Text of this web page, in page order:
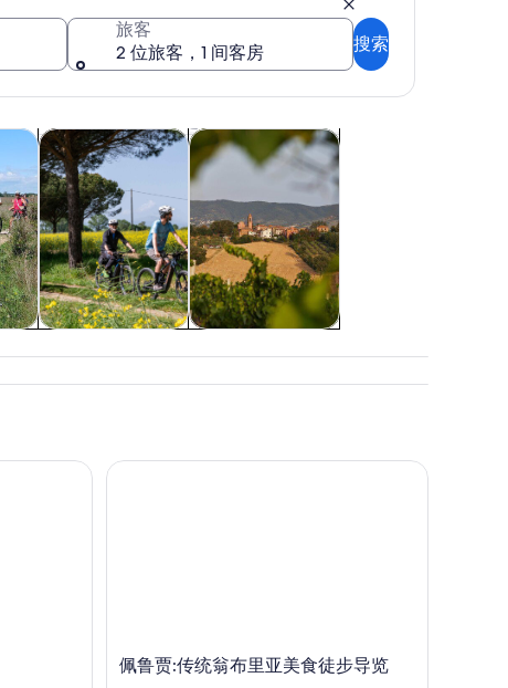
旅客
2 位旅客，1 间客房
搜索
在新标签页中打开
历史和文化在新标签页中打开
课程和研习活动在新标签页中打开
佩鲁贾:传统翁布里亚美食徒步导览
佩鲁贾:传统翁布里亚美食徒步导览